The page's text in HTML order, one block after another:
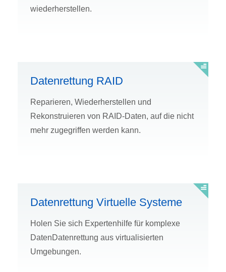
wiederherstellen.
Datenrettung RAID
Reparieren, Wiederherstellen und
Rekonstruieren von RAID-Daten, auf die nicht
mehr zugegriffen werden kann.
Datenrettung Virtuelle Systeme
Holen Sie sich Expertenhilfe für komplexe
DatenDatenrettung aus virtualisierten
Umgebungen.